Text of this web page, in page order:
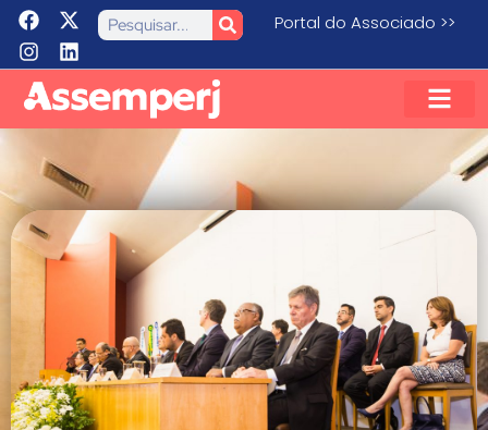
Portal do Associado >>